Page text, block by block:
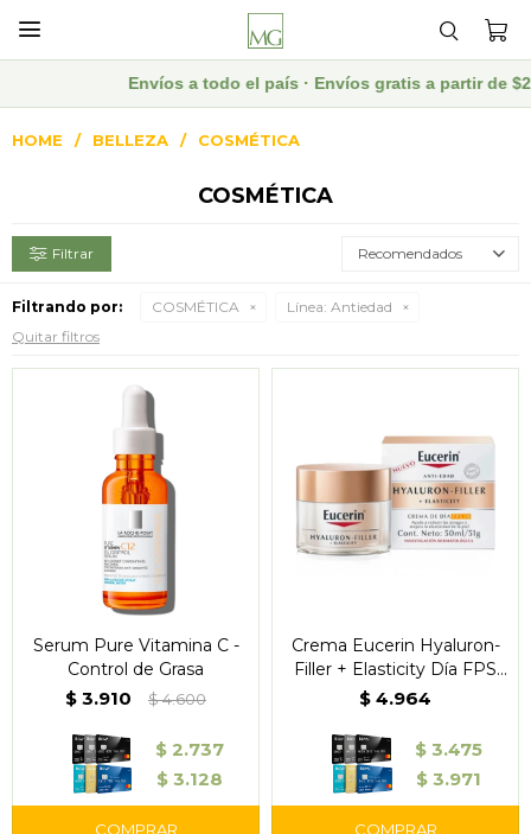

Envíos a todo el país · Envíos gratis a partir de
HOME BELLEZA COSMÉTICA
COSMÉTICA
Recomendados
Filtrando por: COSMÉTICA Línea: Antiedad
Quitar filtros
Serum Pure Vitamina C -
Control de Grasa
$ 3.910 $4.600
$ 2.737
$ 3.128
Crema Eucerin Hyaluron-
Filler + Elasticity Día FPS
30 50 ml
$ 4.964
$ 3.475
$ 3.971